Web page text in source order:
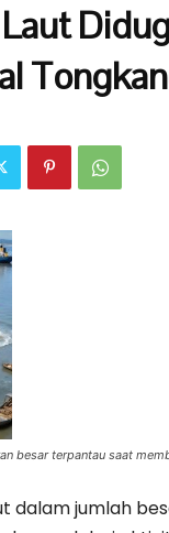
besar terpantau saat
dalam jumlah